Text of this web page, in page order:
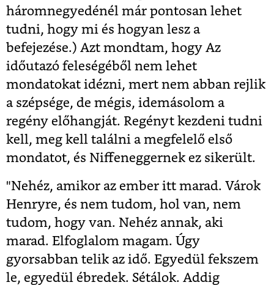
háromnegyedénél már pontosan lehet
tudni, hogy mi és hogyan lesz a
befejezése.) Azt mondtam, hogy Az
időutazó feleségéből nem lehet
mondatokat idézni, mert nem abban rejlik
a szépsége, de mégis, idemásolom a
regény előhangját. Regényt kezdeni tudni
kell, meg kell találni a megfelelő első
mondatot, és Niffeneggernek ez sikerült.
"Nehéz, amikor az ember itt marad. Várok
Henryre, és nem tudom, hol van, nem
tudom, hogy van. Nehéz annak, aki
marad. Elfoglalom magam. Úgy
gyorsabban telik az idő. Egyedül fekszem
le, egyedül ébredek. Sétálok. Addig